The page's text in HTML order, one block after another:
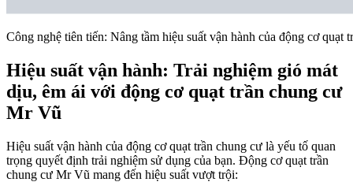
Công nghệ tiên tiến: Nâng tầm hiệu suất vận hành của động cơ quạt
Hiệu suất vận hành: Trải nghiệm gió mát
dịu, êm ái với động cơ quạt trần chung cư
Mr Vũ
Hiệu suất vận hành của động cơ quạt trần chung cư là yếu tố quan
trọng quyết định trải nghiệm sử dụng của bạn. Động cơ quạt trần
chung cư Mr Vũ mang đến hiệu suất vượt trội: